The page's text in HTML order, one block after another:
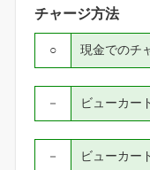
チャージ方法
現金でのチ
○
ビューカー
－
ビューカー
－